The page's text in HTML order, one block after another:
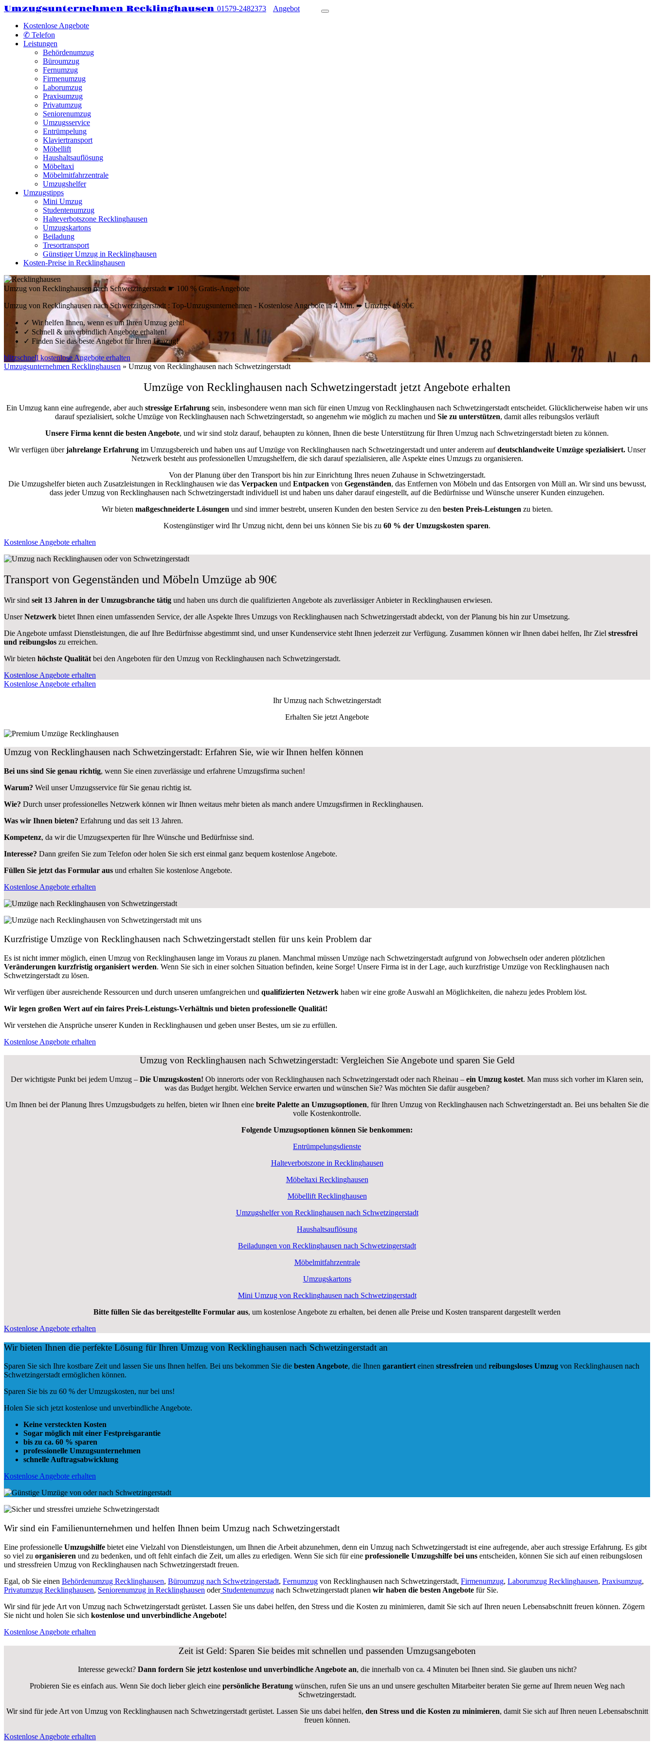
Umzugsunternehmen Recklinghausen 01579-2482373 Angebot
Kostenlose Angebote
✆ Telefon
Leistungen
Behördenumzug
Büroumzug
Fernumzug
Firmenumzug
Laborumzug
Praxisumzug
Privatumzug
Seniorenumzug
Umzugsservice
Entrümpelung
Klaviertransport
Möbellift
Haushaltsauflösung
Möbeltaxi
Möbelmitfahrzentrale
Umzugshelfer
Umzugstipps
Mini Umzug
Studentenumzug
Halteverbotszone Recklinghausen
Umzugskartons
Beiladung
Tresortransport
Günstiger Umzug in Recklinghausen
Kosten-Preise in Recklinghausen
Umzug von Recklinghausen nach Schwetzingerstadt ☛ 100 % Gratis-Angebote
Umzug von Recklinghausen nach Schwetzingerstadt : Top-Umzugsunternehmen - Kostenlose Angebote in 4 Min. ➨ Umzüge ab 90€
✓ Wir helfen Ihnen, wenn es um Ihren Umzug geht!
✓ Schnell & unverbindlich Angebote erhalten!
✓ Finden Sie das beste Angebot für Ihren Umzug!
blitzschnell kostenlose Angebote erhalten
Umzugsunternehmen Recklinghausen » Umzug von Recklinghausen nach Schwetzingerstadt
Umzüge von Recklinghausen nach Schwetzingerstadt jetzt Angebote erhalten
Ein Umzug kann eine aufregende, aber auch stressige Erfahrung sein, insbesondere wenn man sich für einen Umzug von Recklinghausen nach Schwetzingerstadt entscheidet. Glücklicherweise haben wir uns
darauf spezialisiert, solche Umzüge von Recklinghausen nach Schwetzingerstadt, so angenehm wie möglich zu machen und Sie zu unterstützen, damit alles reibungslos verläuft
Unsere Firma kennt die besten Angebote, und wir sind stolz darauf, behaupten zu können, Ihnen die beste Unterstützung für Ihren Umzug nach Schwetzingerstadt bieten zu können.
Wir verfügen überjahrelange Erfahrung im Umzugsbereich und haben uns auf Umzüge von Recklinghausen nach Schwetzingerstadt und unter anderem aufdeutschlandweite Umzüge spezialisiert. Unser
Netzwerk besteht aus professionellen Umzugshelfern, die sich darauf spezialisieren, alle Aspekte eines Umzugs zu organisieren.
Von der Planung über den Transport bis hin zur Einrichtung Ihres neuen Zuhause in Schwetzingerstadt.
Die Umzugshelfer bieten auch Zusatzleistungen in Recklinghausen wie das Verpacken und Entpacken von Gegenständen, das Entfernen von Möbeln und das Entsorgen von Müll an. Wir sind uns bewusst,
dass jeder Umzug von Recklinghausen nach Schwetzingerstadt individuell ist und haben uns daher darauf eingestellt, auf die Bedürfnisse und Wünsche unserer Kunden einzugehen.
Wir bieten maßgeschneiderte Lösungen und sind immer bestrebt, unseren Kunden den besten Service zu den besten Preis-Leistungen zu bieten.
Kostengünstiger wird Ihr Umzug nicht, denn bei uns können Sie bis zu 60 % der Umzugskosten sparen.
Kostenlose Angebote erhalten
Transport von Gegenständen und Möbeln Umzüge ab 90€
Wir sind seit 13 Jahren in der Umzugsbranche tätig und haben uns durch die qualifizierten Angebote als zuverlässiger Anbieter in Recklinghausen erwiesen.
UnserNetzwerk bietet Ihnen einen umfassenden Service, der alle Aspekte Ihres Umzugs von Recklinghausen nach Schwetzingerstadt abdeckt, von der Planung bis hin zur Umsetzung.
Die Angebote umfasst Dienstleistungen, die auf Ihre Bedürfnisse abgestimmt sind, und unser Kundenservice steht Ihnen jederzeit zur Verfügung. Zusammen können wir Ihnen dabei helfen, Ihr Ziel stressfrei
und reibungslos zu erreichen.
Wir bieten höchste Qualität bei den Angeboten für den Umzug von Recklinghausen nach Schwetzingerstadt.
Kostenlose Angebote erhalten
Kostenlose Angebote erhalten
Ihr Umzug nach Schwetzingerstadt
Erhalten Sie jetzt Angebote
Umzug von Recklinghausen nach Schwetzingerstadt: Erfahren Sie, wie wir Ihnen helfen können
Bei uns sind Sie genau richtig, wenn Sie einen zuverlässige und erfahrene Umzugsfirma suchen!
Warum? Weil unser Umzugsservice für Sie genau richtig ist.
Wie? Durch unser professionelles Netzwerk können wir Ihnen weitaus mehr bieten als manch andere Umzugsfirmen in Recklinghausen.
Was wir Ihnen bieten? Erfahrung und das seit 13 Jahren.
Kompetenz, da wir die Umzugsexperten für Ihre Wünsche und Bedürfnisse sind.
Interesse? Dann greifen Sie zum Telefon oder holen Sie sich erst einmal ganz bequem kostenlose Angebote.
Füllen Sie jetzt das Formular aus und erhalten Sie kostenlose Angebote.
Kostenlose Angebote erhalten
Kurzfristige Umzüge von Recklinghausen nach Schwetzingerstadt stellen für uns kein Problem dar
Es ist nicht immer möglich, einen Umzug von Recklinghausen lange im Voraus zu planen. Manchmal müssen Umzüge nach Schwetzingerstadt aufgrund von Jobwechseln oder anderen plötzlichen
Veränderungen kurzfristig organisiert werden. Wenn Sie sich in einer solchen Situation befinden, keine Sorge! Unsere Firma ist in der Lage, auch kurzfristige Umzüge von Recklinghausen nach
Schwetzingerstadt zu lösen.
Wir verfügen über ausreichende Ressourcen und durch unseren umfangreichen und qualifizierten Netzwerk haben wir eine große Auswahl an Möglichkeiten, die nahezu jedes Problem löst.
Wir legen großen Wert auf ein faires Preis-Leistungs-Verhältnis und bieten professionelle Qualität!
Wir verstehen die Ansprüche unserer Kunden in Recklinghausen und geben unser Bestes, um sie zu erfüllen.
Kostenlose Angebote erhalten
Umzug von Recklinghausen nach Schwetzingerstadt: Vergleichen Sie Angebote und sparen Sie Geld
Der wichtigste Punkt bei jedem Umzug – Die Umzugskosten! Ob innerorts oder von Recklinghausen nach Schwetzingerstadt oder nach Rheinau – ein Umzug kostet. Man muss sich vorher im Klaren sein,
was das Budget hergibt. Welchen Service erwarten und wünschen Sie? Was möchten Sie dafür ausgeben?
Um Ihnen bei der Planung Ihres Umzugsbudgets zu helfen, bieten wir Ihnen eine breite Palette an Umzugsoptionen, für Ihren Umzug von Recklinghausen nach Schwetzingerstadt an. Bei uns behalten Sie die
volle Kostenkontrolle.
Folgende Umzugsoptionen können Sie benkommen:
Entrümpelungsdienste
Halteverbotszone in Recklinghausen
Möbeltaxi Recklinghausen
Möbellift Recklinghausen
Umzugshelfer von Recklinghausen nach Schwetzingerstadt
Haushaltsauflösung
Beiladungen von Recklinghausen nach Schwetzingerstadt
Möbelmitfahrzentrale
Umzugskartons
Mini Umzug von Recklinghausen nach Schwetzingerstadt
Bitte füllen Sie das bereitgestellte Formular aus, um kostenlose Angebote zu erhalten, bei denen alle Preise und Kosten transparent dargestellt werden
Kostenlose Angebote erhalten
Wir bieten Ihnen die perfekte Lösung für Ihren Umzug von Recklinghausen nach Schwetzingerstadt an
Sparen Sie sich Ihre kostbare Zeit und lassen Sie uns Ihnen helfen. Bei uns bekommen Sie die besten Angebote, die Ihnen garantiert einen stressfreien und reibungsloses Umzug von Recklinghausen nach
Schwetzingerstadt ermöglichen können.
Sparen Sie bis zu 60 % der Umzugskosten, nur bei uns!
Holen Sie sich jetzt kostenlose und unverbindliche Angebote.
Keine versteckten Kosten
Sogar möglich mit einer Festpreisgarantie
bis zu ca. 60 % sparen
professionelle Umzugsunternehmen
schnelle Auftragsabwicklung
Kostenlose Angebote erhalten
Wir sind ein Familienunternehmen und helfen Ihnen beim Umzug nach Schwetzingerstadt
Eine professionelle Umzugshilfe bietet eine Vielzahl von Dienstleistungen, um Ihnen die Arbeit abzunehmen, denn ein Umzug nach Schwetzingerstadt ist eine aufregende, aber auch stressige Erfahrung. Es gibt
so viel zu organisieren und zu bedenken, und oft fehlt einfach die Zeit, um alles zu erledigen. Wenn Sie sich für eine professionelle Umzugshilfe bei uns entscheiden, können Sie sich auf einen reibungslosen
und stressfreien Umzug von Recklinghausen nach Schwetzingerstadt freuen.
Egal, ob Sie einen Behördenumzug Recklinghausen, Büroumzug nach Schwetzingerstadt, Fernumzug von Recklinghausen nach Schwetzingerstadt, Firmenumzug, Laborumzug Recklinghausen, Praxisumzug,
Privatumzug Recklinghausen, Seniorenumzug in Recklinghausen oderStudentenumzug nach Schwetzingerstadt planen wir haben die besten Angebote für Sie.
Wir sind für jede Art von Umzug nach Schwetzingerstadt gerüstet. Lassen Sie uns dabei helfen, den Stress und die Kosten zu minimieren, damit Sie sich auf Ihren neuen Lebensabschnitt freuen können. Zögern
Sie nicht und holen Sie sich kostenlose und unverbindliche Angebote!
Kostenlose Angebote erhalten
Zeit ist Geld: Sparen Sie beides mit schnellen und passenden Umzugsangeboten
Interesse geweckt? Dann fordern Sie jetzt kostenlose und unverbindliche Angebote an, die innerhalb von ca. 4 Minuten bei Ihnen sind. Sie glauben uns nicht?
Probieren Sie es einfach aus. Wenn Sie doch lieber gleich eine persönliche Beratungwünschen, rufen Sie uns an und unsere geschulten Mitarbeiter beraten Sie gerne auf Ihrem neuen Weg nach
Schwetzingerstadt.
Wir sind für jede Art von Umzug von Recklinghausen nach Schwetzingerstadt gerüstet. Lassen Sie uns dabei helfen, den Stress und die Kosten zu minimieren, damit Sie sich auf Ihren neuen Lebensabschnitt
freuen können.
Kostenlose Angebote erhalten